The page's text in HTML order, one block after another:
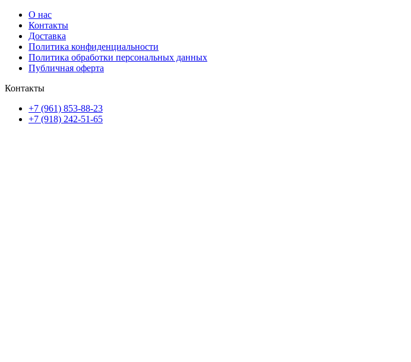
О нас
Контакты
Доставка
Политика конфиденциальности
Политика обработки персональных данных
Публичная оферта
Контакты
+7 (961) 853-88-23
+7 (918) 242-51-65